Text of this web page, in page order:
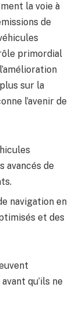
la voie à
de
primordial
sur la
l’avenir de
avancés de
navigation en
et des
qu’ils ne